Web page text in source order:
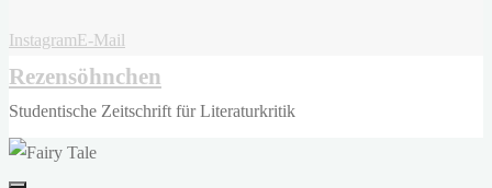
InstagramE-Mail
Rezensöhnchen
Studentische Zeitschrift für Literaturkritik